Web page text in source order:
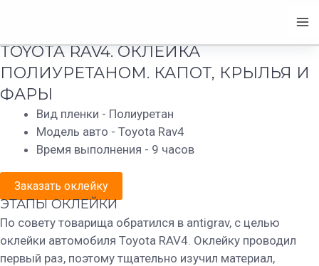
содержимому
TOYOTA RAV4. ОКЛЕЙКА
ПОЛИУРЕТАНОМ. КАПОТ, КРЫЛЬЯ И
ФАРЫ
Вид пленки - Полиуретан
Модель авто - Toyota Rav4
Время выполнения - 9 часов
Заказать оклейку
ЭТАПЫ ОКЛЕЙКИ
По совету товарища обратился в antigrav, с целью
оклейки автомобиля Toyota RAV4. Оклейку проводил
первый раз, поэтому тщательно изучил материал,